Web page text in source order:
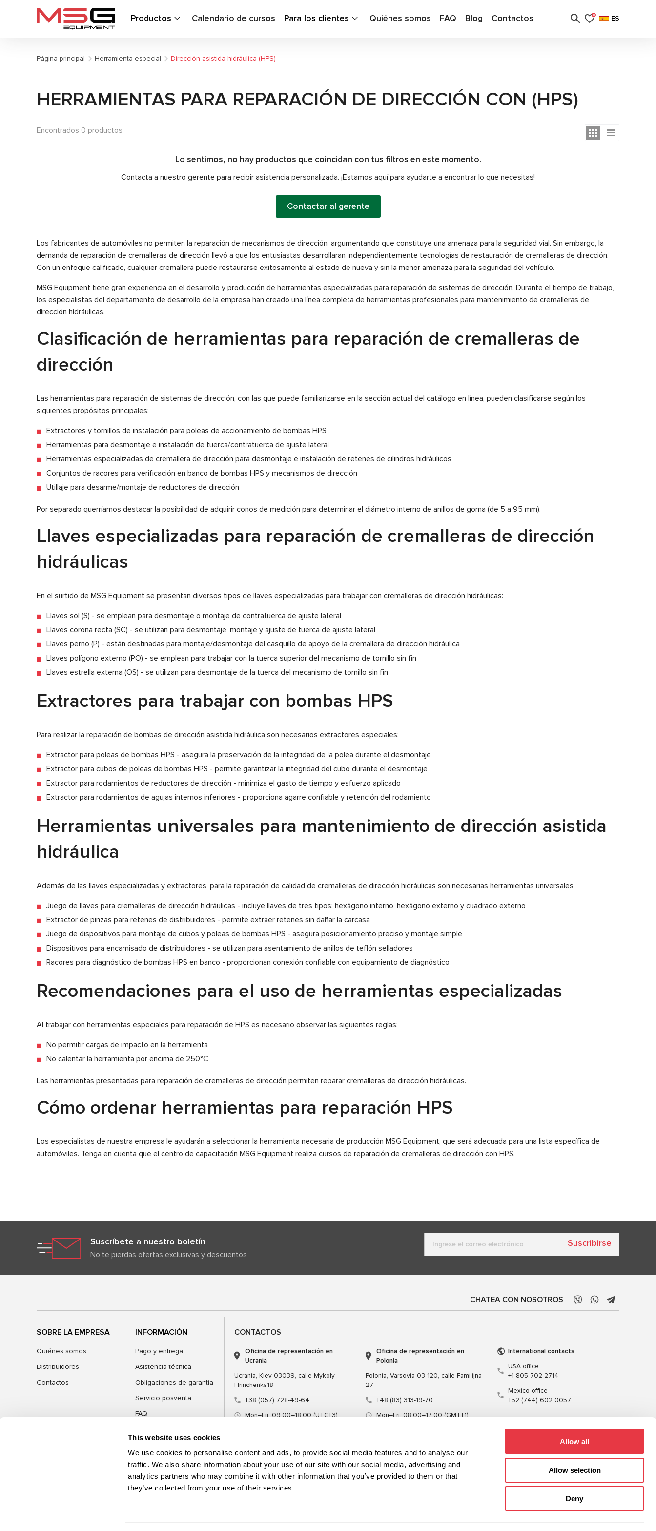
This website uses cookies
We use cookies to personalise content and ads, to provide social media features and to analyse our
traffic. We also share information about your use of our site with our social media, advertising and
analytics partners who may combine it with other information that you’ve provided to them or that
they’ve collected from your use of their services.
Allow all
Allow selection
Deny
Productos Calendario de cursos Para los clientes Quiénes somos FAQ Blog Contactos 0 ES
Página principal Herramienta especial Dirección asistida hidráulica (HPS)
HERRAMIENTAS PARA REPARACIÓN DE DIRECCIÓN CON (HPS)
Encontrados 0 productos
Lo sentimos, no hay productos que coincidan con tus filtros en este momento.
Contacta a nuestro gerente para recibir asistencia personalizada. ¡Estamos aquí para ayudarte a encontrar lo que necesitas!
Contactar al gerente
Los fabricantes de automóviles no permiten la reparación de mecanismos de dirección, argumentando que constituye una amenaza para la seguridad vial. Sin embargo, la
demanda de reparación de cremalleras de dirección llevó a que los entusiastas desarrollaran independientemente tecnologías de restauración de cremalleras de dirección.
Con un enfoque calificado, cualquier cremallera puede restaurarse exitosamente al estado de nueva y sin la menor amenaza para la seguridad del vehículo.
MSG Equipment tiene gran experiencia en el desarrollo y producción de herramientas especializadas para reparación de sistemas de dirección. Durante el tiempo de trabajo,
los especialistas del departamento de desarrollo de la empresa han creado una línea completa de herramientas profesionales para mantenimiento de cremalleras de
dirección hidráulicas.
Clasificación de herramientas para reparación de cremalleras de
dirección
Las herramientas para reparación de sistemas de dirección, con las que puede familiarizarse en la sección actual del catálogo en línea, pueden clasificarse según los
siguientes propósitos principales:
Extractores y tornillos de instalación para poleas de accionamiento de bombas HPS
Herramientas para desmontaje e instalación de tuerca/contratuerca de ajuste lateral
Herramientas especializadas de cremallera de dirección para desmontaje e instalación de retenes de cilindros hidráulicos
Conjuntos de racores para verificación en banco de bombas HPS y mecanismos de dirección
Utillaje para desarme/montaje de reductores de dirección
Por separado querríamos destacar la posibilidad de adquirir conos de medición para determinar el diámetro interno de anillos de goma (de 5 a 95 mm).
Llaves especializadas para reparación de cremalleras de dirección
hidráulicas
En el surtido de MSG Equipment se presentan diversos tipos de llaves especializadas para trabajar con cremalleras de dirección hidráulicas:
Llaves sol (S) - se emplean para desmontaje o montaje de contratuerca de ajuste lateral
Llaves corona recta (SC) - se utilizan para desmontaje, montaje y ajuste de tuerca de ajuste lateral
Llaves perno (P) - están destinadas para montaje/desmontaje del casquillo de apoyo de la cremallera de dirección hidráulica
Llaves polígono externo (PO) - se emplean para trabajar con la tuerca superior del mecanismo de tornillo sin fin
Llaves estrella externa (OS) - se utilizan para desmontaje de la tuerca del mecanismo de tornillo sin fin
Extractores para trabajar con bombas HPS
Para realizar la reparación de bombas de dirección asistida hidráulica son necesarios extractores especiales:
Extractor para poleas de bombas HPS - asegura la preservación de la integridad de la polea durante el desmontaje
Extractor para cubos de poleas de bombas HPS - permite garantizar la integridad del cubo durante el desmontaje
Extractor para rodamientos de reductores de dirección - minimiza el gasto de tiempo y esfuerzo aplicado
Extractor para rodamientos de agujas internos inferiores - proporciona agarre confiable y retención del rodamiento
Herramientas universales para mantenimiento de dirección asistida
hidráulica
Además de las llaves especializadas y extractores, para la reparación de calidad de cremalleras de dirección hidráulicas son necesarias herramientas universales:
Juego de llaves para cremalleras de dirección hidráulicas - incluye llaves de tres tipos: hexágono interno, hexágono externo y cuadrado externo
Extractor de pinzas para retenes de distribuidores - permite extraer retenes sin dañar la carcasa
Juego de dispositivos para montaje de cubos y poleas de bombas HPS - asegura posicionamiento preciso y montaje simple
Dispositivos para encamisado de distribuidores - se utilizan para asentamiento de anillos de teflón selladores
Racores para diagnóstico de bombas HPS en banco - proporcionan conexión confiable con equipamiento de diagnóstico
Recomendaciones para el uso de herramientas especializadas
Al trabajar con herramientas especiales para reparación de HPS es necesario observar las siguientes reglas:
No permitir cargas de impacto en la herramienta
No calentar la herramienta por encima de 250°C
Las herramientas presentadas para reparación de cremalleras de dirección permiten reparar cremalleras de dirección hidráulicas.
Cómo ordenar herramientas para reparación HPS
Los especialistas de nuestra empresa le ayudarán a seleccionar la herramienta necesaria de producción MSG Equipment, que será adecuada para una lista específica de
automóviles. Tenga en cuenta que el centro de capacitación MSG Equipment realiza cursos de reparación de cremalleras de dirección con HPS.
Suscríbete a nuestro boletín
No te pierdas ofertas exclusivas y descuentos
Suscribirse
CHATEA CON NOSOTROS
SOBRE LA EMPRESA
Quiénes somos
Distribuidores
Contactos
INFORMACIÓN
Pago y entrega
Asistencia técnica
Obligaciones de garantía
Servicio posventa
FAQ
CONTACTOS
Oficina de representación en
Ucrania
Ucrania, Kiev 03039, calle Mykoly
Hrinchenka18
+38 (057) 728-49-64
Mon–Fri, 09:00–18:00 (UTC+3)
Oficina de representación en
Polonia
Polonia, Varsovia 03-120, calle Familijna
27
+48 (83) 313-19-70
Mon–Fri, 08:00–17:00 (GMT+1)
International contacts
USA office
+1 805 702 2714
Mexico office
+52 (744) 602 0057
Equipamiento Herramienta especial Formación